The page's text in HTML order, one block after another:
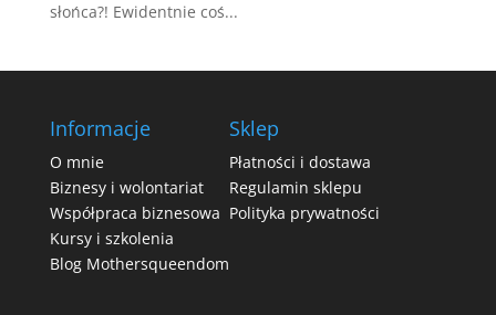
słońca?! Ewidentnie coś...
Informacje
O mnie
Biznesy i wolontariat
Współpraca biznesowa
Kursy i szkolenia
Blog Mothersqueendom
Sklep
Płatności i dostawa
Regulamin sklepu
Polityka prywatności